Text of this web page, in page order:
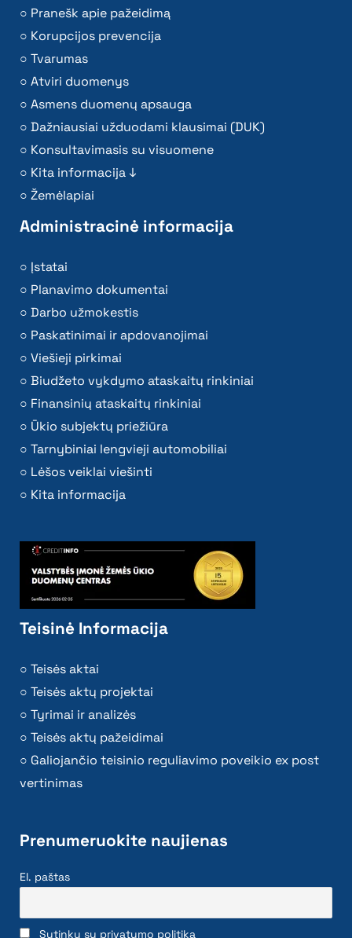
Pranešk apie pažeidimą
Korupcijos prevencija
Tvarumas
Atviri duomenys
Asmens duomenų apsauga
Dažniausiai užduodami klausimai (DUK)
Konsultavimasis su visuomene
Kita informacija ↓
Žemėlapiai
Administracinė informacija
Įstatai
Planavimo dokumentai
Darbo užmokestis
Paskatinimai ir apdovanojimai
Viešieji pirkimai
Biudžeto vykdymo ataskaitų rinkiniai
Finansinių ataskaitų rinkiniai
Ūkio subjektų priežiūra
Tarnybiniai lengvieji automobiliai
Lėšos veiklai viešinti
Kita informacija
Teisinė Informacija
Teisės aktai
Teisės aktų projektai
Tyrimai ir analizės
Teisės aktų pažeidimai
Galiojančio teisinio reguliavimo poveikio ex post
vertinimas
Prenumeruokite naujienas
El. paštas
Sutinku su privatumo politika